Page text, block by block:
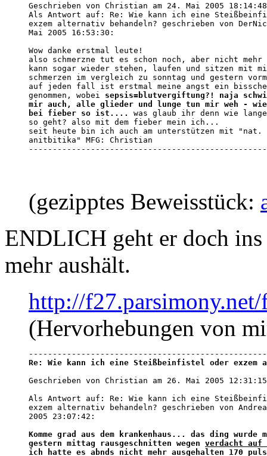
Geschrieben von Christian am 24. Mai 2005
Als Antwort auf: Re: Wie kann ich eine
exzem alternativ behandeln? geschrieben von
Mai 2005 16:53:30:
Wow danke erstmal leute!
also schmerzne tut es schon noch, aber nicht
kann sogar wieder stehen, laufen und sitzen mit
schmerzen im vergleich zu sonntag und gestern
auf jeden fall ist erstmal meine angst ein
genommen, wobei sepsis=blutvergiftung?! naja
mir auch, alle glieder und lunge tun mir weh -
bei fieber so ist....
was glaub ihr denn wie
so geht? also mit dem fieber mein ich...
seit heute bin ich auch am unterstützen mit "nat.
anitbitika" MFG: Christian
(gezipptes Beweisstück:
ENDLICH geht er doch
mehr aushält.
http://
(Hervorhebungen von
Re: Wie kann ich eine Steißbeinfistel oder exzem
Geschrieben von Christian am 26. Mai 2005
Als Antwort auf: Re: Wie kann ich eine
exzem alternativ behandeln? geschrieben von
2005 23:07:42:
Komme grad aus dem krankenhaus... das ding wurde
gestern mittag rausgeschnitten wegen verdacht
ich hatte es abnds nicht mehr ausgehalten 170